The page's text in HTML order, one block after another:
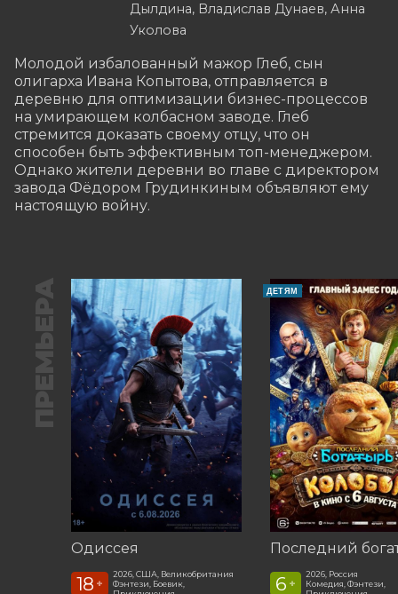
Дылдина, Владислав Дунаев, Анна
Уколова
Молодой избалованный мажор Глеб, сын
олигарха Ивана Копытова, отправляется в
деревню для оптимизации бизнес-процессов
на умирающем колбасном заводе. Глеб
стремится доказать своему отцу, что он
способен быть эффективным топ-менеджером.
Однако жители деревни во главе с директором
завода Фёдором Грудинкиным объявляют ему
настоящую войну.
ПРЕМЬЕРА
Одиссея
18 +
2026, США, Великобритания
Фэнтези, Боевик,
ДЕТЯМ
6 +
2026, Россия
Комедия, Фэнтези,